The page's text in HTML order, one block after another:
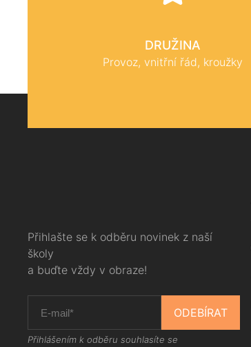
DRUŽINA
Provoz, vnitřní řád, kroužky
Přihlašte se k odběru novinek z naší
školy
a buďte vždy v obraze!
ODEBÍRAT
Přihlášením k odběru souhlasíte se